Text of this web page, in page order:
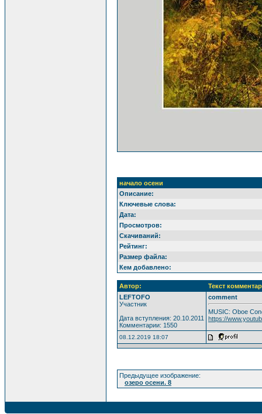
начало осени
Описание:
Ключевые слова:
Дата:
Просмотров:
Скачиваний:
Рейтинг:
Размер файла:
Кем добавлено:
Автор:
Текст
LEFTOFO
Участник
Дата вступления: 20.10.2011
Комментарии: 1550
comment
MUSIC: Oboe
https://
08.12.2019 18:07
Предыдущее изображение:
озеро осени. 8